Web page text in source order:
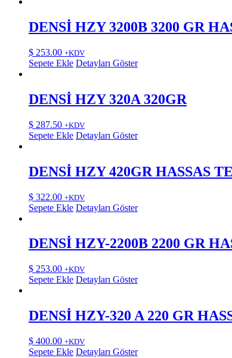
DENSİ HZY 3200B 3200 GR
$ 253.00 +KDV
Sepete Ekle Detayları Göster
DENSİ HZY 320A 320GR
$ 287.50 +KDV
Sepete Ekle Detayları Göster
DENSİ HZY 420GR HASSAS
$ 322.00 +KDV
Sepete Ekle Detayları Göster
DENSİ HZY-2200B 2200 GR
$ 253.00 +KDV
Sepete Ekle Detayları Göster
DENSİ HZY-320 A 220 GR
$ 400.00 +KDV
Sepete Ekle Detayları Göster